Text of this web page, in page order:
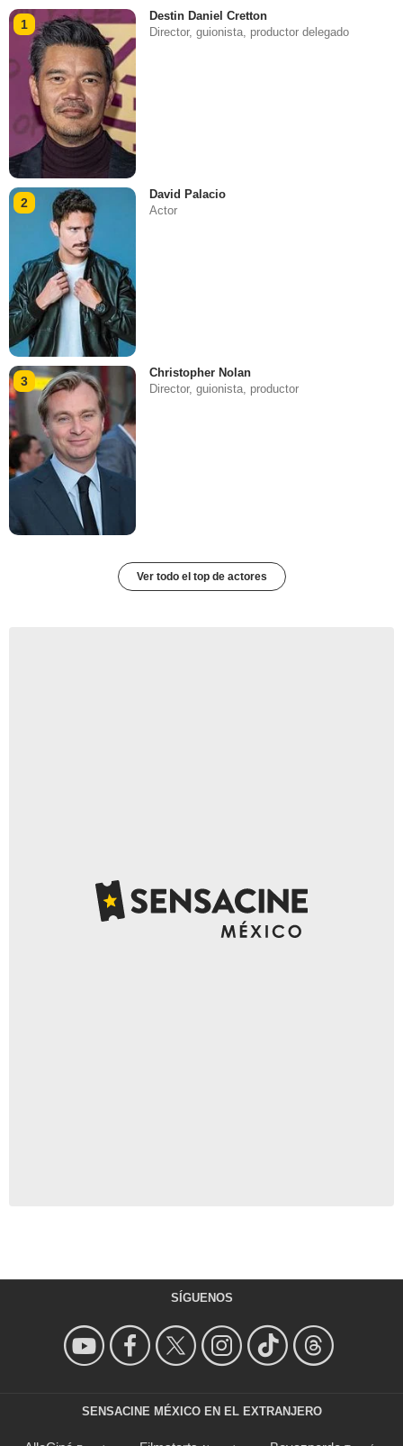
1
Destin Daniel Cretton
Director, guionista, productor delegado
2
David Palacio
Actor
3
Christopher Nolan
Director, guionista, productor
Ver todo el top de actores
SÍGUENOS
SENSACINE MÉXICO EN EL EXTRANJERO